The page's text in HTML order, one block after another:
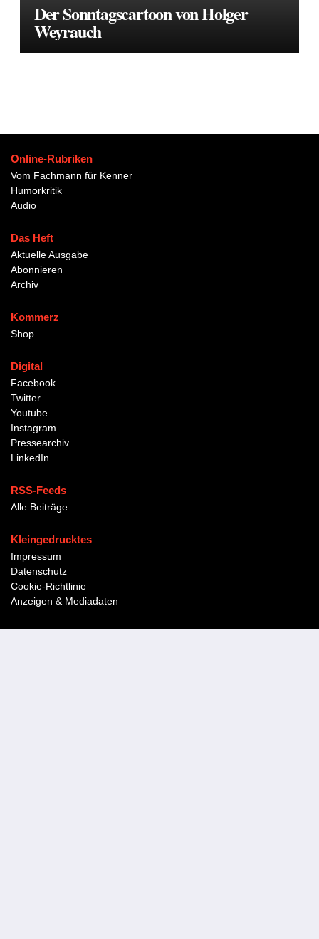
Der Sonntagscartoon von Holger
Weyrauch
Online-Rubriken
Vom Fachmann für Kenner
Humorkritik
Audio
Das Heft
Aktuelle Ausgabe
Abonnieren
Archiv
Kommerz
Shop
Digital
Facebook
Twitter
Youtube
Instagram
Pressearchiv
LinkedIn
RSS-Feeds
Alle Beiträge
Kleingedrucktes
Impressum
Datenschutz
Cookie-Richtlinie
Anzeigen & Mediadaten